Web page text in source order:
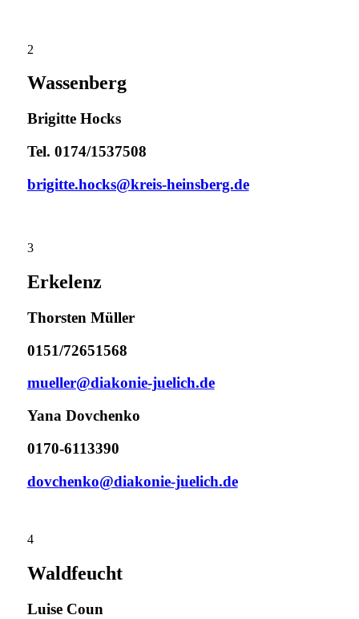
2
Wassenberg
Brigitte Hocks
Tel. 0174/1537508
brigitte.hocks@kreis-heinsberg.de
3
Erkelenz
Thorsten Müller
0151/72651568
mueller@diakonie-juelich.de
Yana Dovchenko
0170-6113390
dovchenko@diakonie-juelich.de
4
Waldfeucht
Luise Coun